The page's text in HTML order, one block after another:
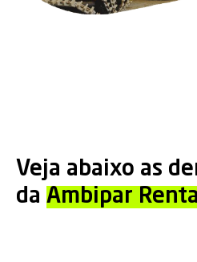
Veja abaixo as
da Ambipar